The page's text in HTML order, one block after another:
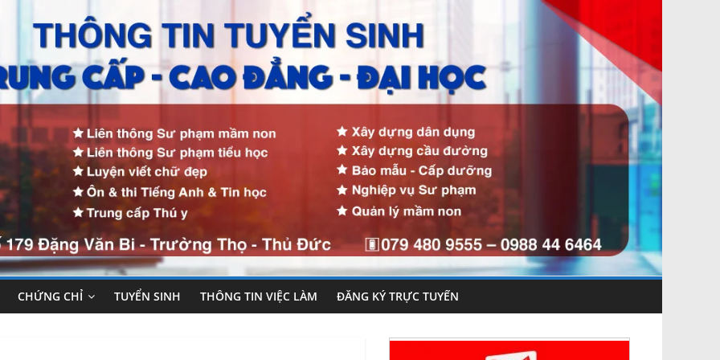
CHỨNG CHỈ TUYỂN SINH THÔNG TIN VIỆC LÀM ĐĂNG KÝ TRỰC TUYẾN